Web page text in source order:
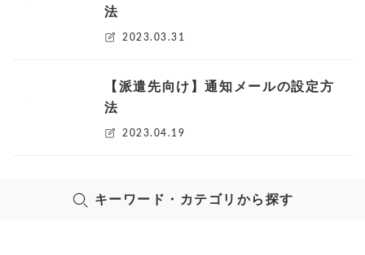
法
2023.03.31
【派遣先向け】通知メールの設定方
法
2023.04.19
キーワード・カテゴリから探す